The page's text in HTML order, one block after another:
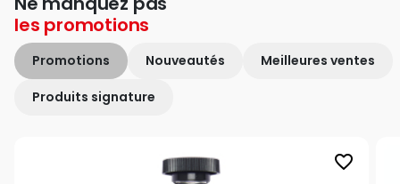
les promotions
Promotions Nouveautés Meilleures ventes
Produits signature
favorite_border